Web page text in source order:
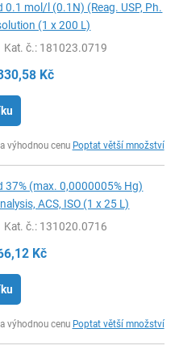
0.1 mol/l (0.1N) (Reag. USP, Ph.
(1 x 200 L)
Kat. č.: 181023.0719
Kč
výhodnou cenu Poptat větší množství
37% (max. 0,0000005% Hg)
ACS, ISO (1 x 25 L)
Kat. č.: 131020.0716
Kč
výhodnou cenu Poptat větší množství